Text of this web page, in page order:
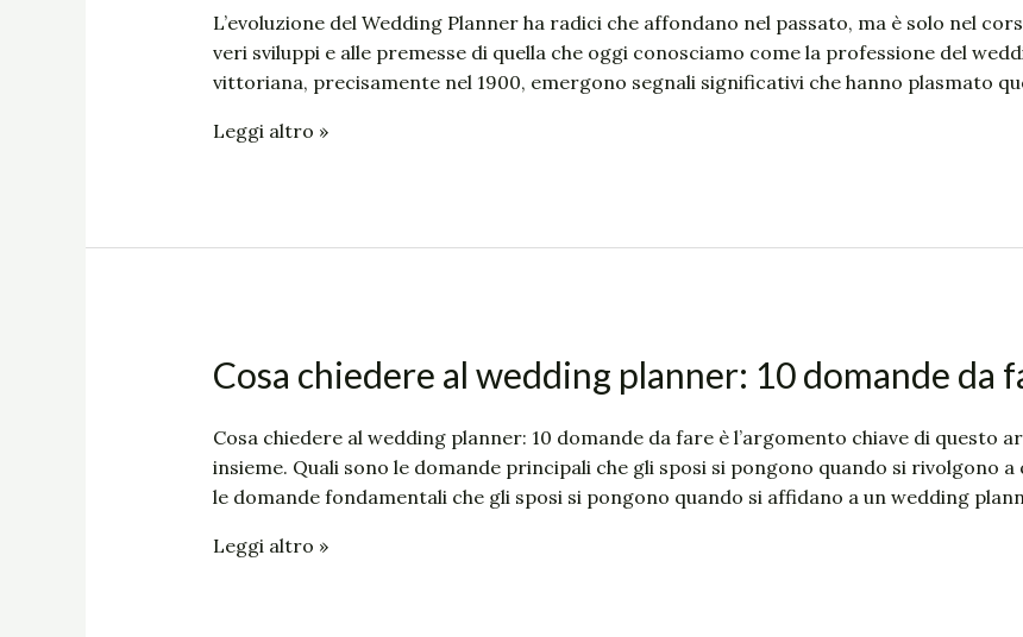
L’evoluzione del Wedding Planner ha radici che affondano nel passato, ma è solo nel
veri sviluppi e alle premesse di quella che oggi conosciamo come la professione del
vittoriana, precisamente nel 1900, emergono segnali significativi che hanno plasmato
PLANNER
Leggi altro »
Cosa chiedere al wedding planner: 10 domande da
Cosa chiedere al wedding planner: 10 domande da fare è l’argomento chiave di questo
insieme. Quali sono le domande principali che gli sposi si pongono quando si rivolgono
le domande fondamentali che gli sposi si pongono quando si affidano a un wedding
Cosa
chiedere
wedding
planner:
10
domande
Leggi altro »